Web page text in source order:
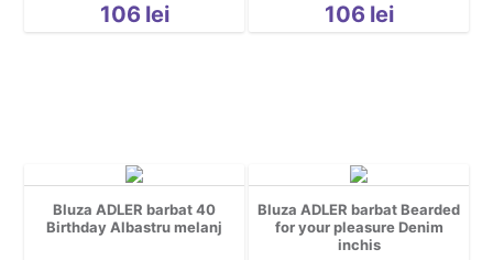
Sport
Hidden *do not delete*
Nou nascuti
106 lei 106 lei
Bluza ADLER barbat 40
Birthday Albastru melanj
Bluza ADLER barbat Bearded
for your pleasure Denim
inchis